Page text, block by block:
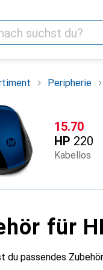
Peripherie
CHF
15.70
HP 220
Kabellos
für
du passendes